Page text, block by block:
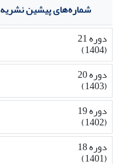
شماره‌های پیشین نشریه
دوره 21
(1404)
دوره 20
(1403)
دوره 19
(1402)
دوره 18
(1401)